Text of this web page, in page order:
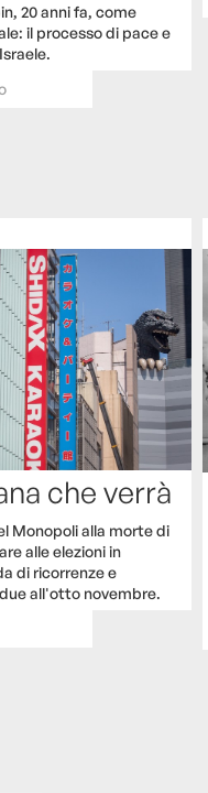
20 anni fa, come
il processo di pace e
che verrà
Monopoli alla morte di
alle elezioni in
di ricorrenze e
all'otto novembre.